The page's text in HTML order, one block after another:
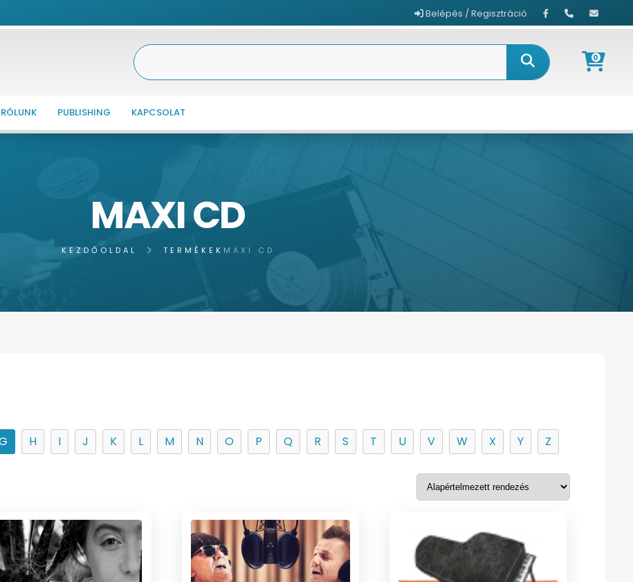
Belépés / Regisztráció
0
RÓLUNK PUBLISHING KAPCSOLAT
MAXI CD
KEZDŐOLDAL TERMÉKEK MAXI CD
H I J K L M N O P Q R S T U V W X Y Z